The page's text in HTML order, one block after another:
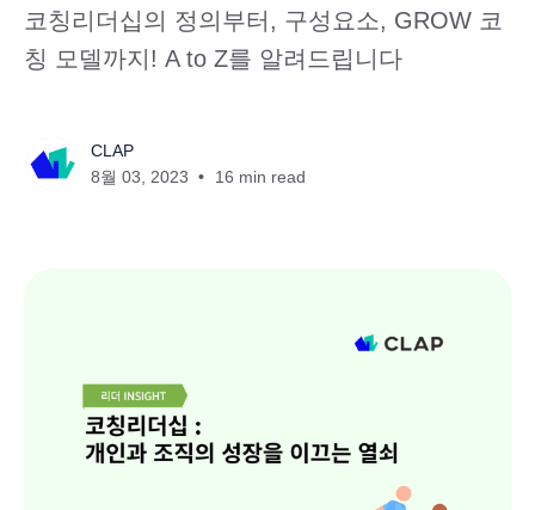
코칭리더십의 정의부터, 구성요소, GROW 코
칭 모델까지! A to Z를 알려드립니다
CLAP
8월 03, 2023
16 min read